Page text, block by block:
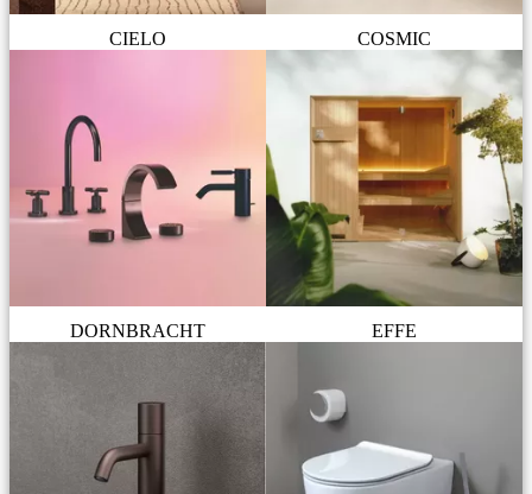
CIELO COSMIC
DORNBRACHT EFFE